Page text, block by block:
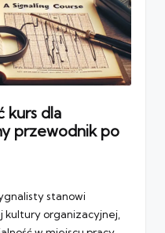
kurs dla
przewodnik po
stanowi
organizacyjnej,